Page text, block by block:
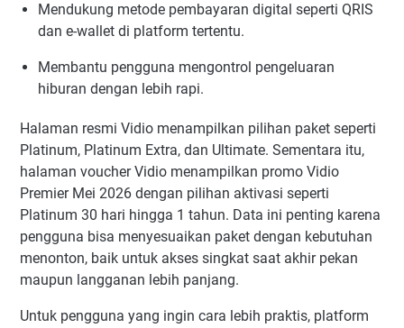
Mendukung metode pembayaran digital seperti QRIS
dan e-wallet di platform tertentu.
Membantu pengguna mengontrol pengeluaran
hiburan dengan lebih rapi.
Halaman resmi Vidio menampilkan pilihan paket seperti
Platinum, Platinum Extra, dan Ultimate. Sementara itu,
halaman voucher Vidio menampilkan promo Vidio
Premier Mei 2026 dengan pilihan aktivasi seperti
Platinum 30 hari hingga 1 tahun. Data ini penting karena
pengguna bisa menyesuaikan paket dengan kebutuhan
menonton, baik untuk akses singkat saat akhir pekan
maupun langganan lebih panjang.
Untuk pengguna yang ingin cara lebih praktis, platform